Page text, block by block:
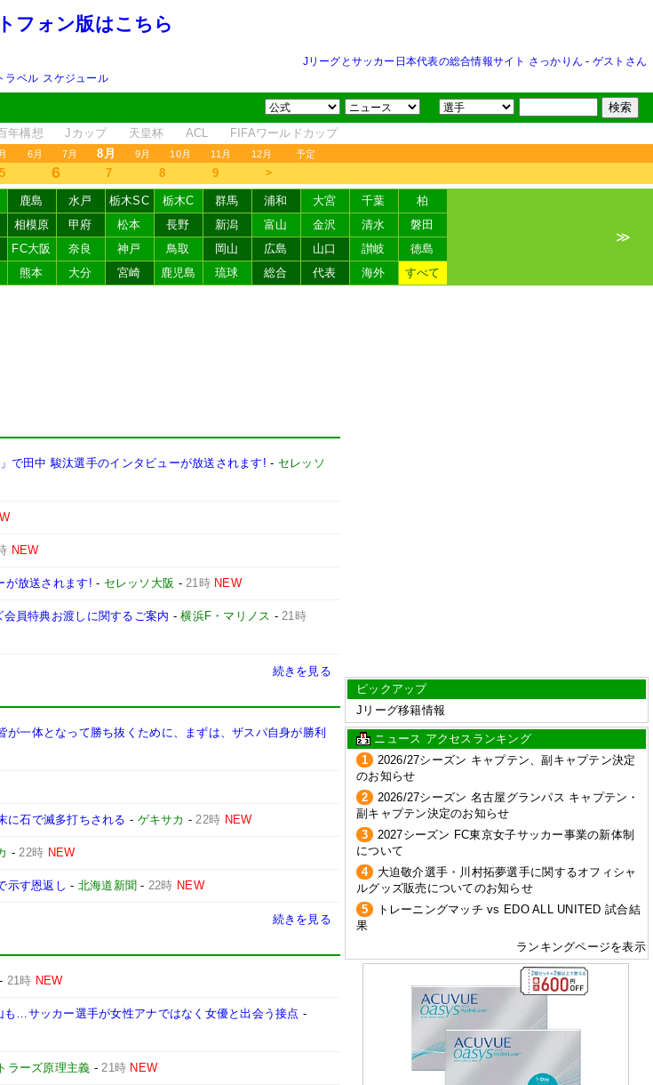
フォン版はこちら
Jリーグとサッカー日本代表の総合情報サイト さっかりん - ゲストさん
ラベル スケジュール
年構想 Jカップ 天皇杯 ACL FIFAワールドカップ
6月 7月 8月 9月 10月 11月 12月 予定
5 6 7 8 9 ＞
鹿島 水戸 栃木SC 栃木C 群馬 浦和 大宮 千葉
柏
相模原 甲府 松本 長野 新潟 富山 金沢 清水
磐田
FC大阪 奈良 神戸 鳥取 岡山 広島 山口 讃岐
徳島
熊本 大分 宮崎 鹿児島 琉球 総合 代表 海外 すべて
≫
で田中 駿汰選手のインタビューが放送されます! - セレッソ
NEW
が放送されます! - セレッソ大阪 -21時 NEW
員特典お渡しに関するご案内 -横浜F・マリノス -21時
続きを見る
一体となって勝ち抜くために、まずは、ザスパ自身が勝利
に石で滅多打ちされる - ゲキサカ -22時 NEW
-22時 NEW
示す恩返し - 北海道新聞 - 22時 NEW
続きを見る
21時 NEW
…サッカー選手が女性アナではなく女優と出会う接点 -
ラーズ原理主義 -21時 NEW
ピックアップ
Jリーグ移籍情報
ニュース アクセスランキング
1
2026/27シーズン キャプテン、副キャプテン決定
のお知らせ
2
2026/27シーズン 名古屋グランパス キャプテン・
副キャプテン決定のお知らせ
3
2027シーズン FC東京女子サッカー事業の新体制
について
4
大迫敬介選手・川村拓夢選手に関するオフィシャ
ルグッズ販売についてのお知らせ
5
トレーニングマッチ vs EDO ALL UNITED 試合結
果
ランキングページを表示